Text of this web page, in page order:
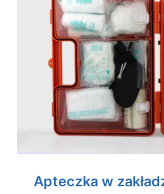
Apteczka w